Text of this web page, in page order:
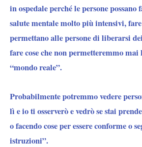
in ospedale perché le persone
salute mentale molto più intensivi, fare
permettano alle persone di liberarsi
fare cose che non permetteremmo
“mondo reale”.
Probabilmente potremmo vedere
lì e io ti osserverò e vedrò se stai
o facendo cose per essere conforme o
istruzioni”.